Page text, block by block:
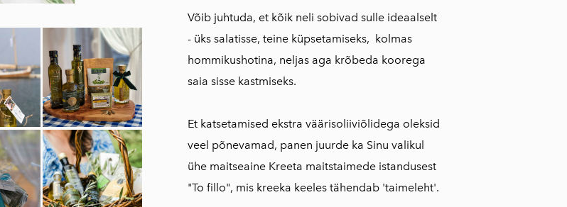
Traditsiooniline
oliiviõliseep
(Vassilakis Estate)
Maitseained,
taime-ja õieteed
AEOLIS kreeka
nahahooldustoote
d
Tooted oliivipuust
Võib juhtuda, et kõik neli sobivad sulle ideaalselt
- üks salatisse, teine küpsetamiseks, kolmas
hommikushotina, neljas aga krõbeda koorega
saia sisse kastmiseks.
Et katsetamised ekstra väärisoliiviõlidega oleksid
veel põnevamad, panen juurde ka Sinu valikul
ühe maitseaine Kreeta maitstaimede istandusest
"To fillo", mis kreeka keeles tähendab 'taimeleht'.